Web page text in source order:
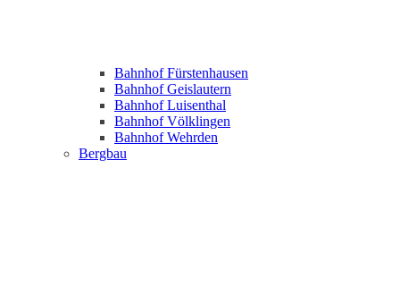
Bahnhof Fürstenhausen
Bahnhof Geislautern
Bahnhof Luisenthal
Bahnhof Völklingen
Bahnhof Wehrden
Bergbau